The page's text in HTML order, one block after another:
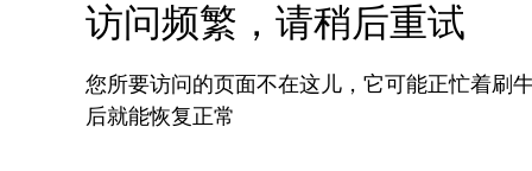
访问频繁，请稍后重试
您所要访问的页面不在这儿，它可能正忙着刷
后就能恢复正常